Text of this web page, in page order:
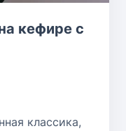
кефире с
классика,